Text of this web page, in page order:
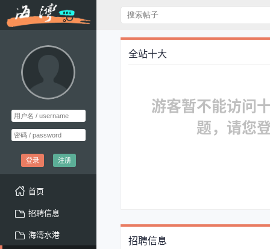
登录 注册
首页
招聘信息
海湾水港
全站十大
游客暂不能访问
题，请您
招聘信息